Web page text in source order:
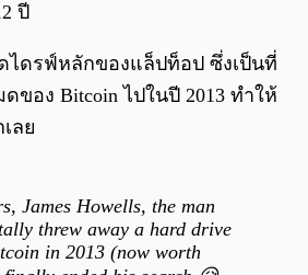
ปี
ไดรฟ์หลักของแล็ปท็อป ซึ่งเป็นที่
ดของ Bitcoin ไปในปี 2013 ทำให้
ลย
James Howells, the man
threw away a hard drive
in 2013 (now worth